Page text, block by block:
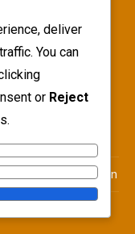
Vroege
Vroege invloeden
deliver
You can
or Reject